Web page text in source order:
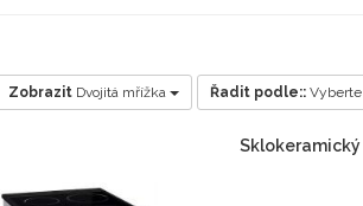
Zobrazit Dvojitá mřížka Řadit podle:: Vyberte